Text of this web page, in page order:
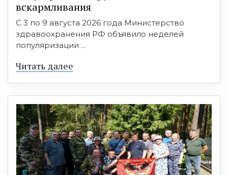
вскармливания
С 3 по 9 августа 2026 года Министерство
здравоохранения РФ объявило неделей
популяризации ...
Читать далее